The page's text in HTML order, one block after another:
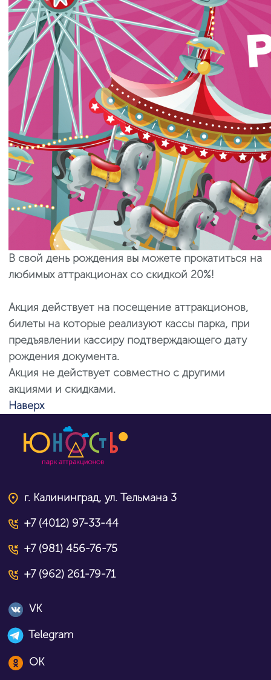
В свой день рождения вы можете прокатиться на
любимых аттракционах со скидкой 20%!
Акция действует на посещение аттракционов,
билеты на которые реализуют кассы парка, при
предъявлении кассиру подтверждающего дату
рождения документа.
Акция не действует совместно с другими
акциями и скидками.
Наверх
г. Калининград, ул. Тельмана 3
+7 (4012) 97-33-44
+7 (981) 456-76-75
+7 (962) 261-79-71
VK
Telegram
OK